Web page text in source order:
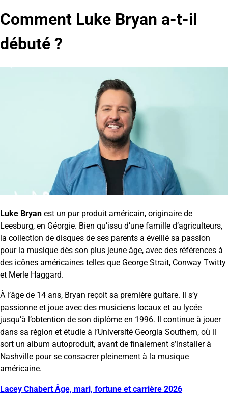
Comment Luke Bryan a-t-il
débuté ?
Luke Bryan est un pur produit américain, originaire de
Leesburg, en Géorgie. Bien qu’issu d’une famille d’agriculteurs,
la collection de disques de ses parents a éveillé sa passion
pour la musique dès son plus jeune âge, avec des références à
des icônes américaines telles que George Strait, Conway Twitty
et Merle Haggard.
À l’âge de 14 ans, Bryan reçoit sa première guitare. Il s’y
passionne et joue avec des musiciens locaux et au lycée
jusqu’à l’obtention de son diplôme en 1996. Il continue à jouer
dans sa région et étudie à l’Université Georgia Southern, où il
sort un album autoproduit, avant de finalement s’installer à
Nashville pour se consacrer pleinement à la musique
américaine.
Lacey Chabert Âge, mari, fortune et carrière 2026